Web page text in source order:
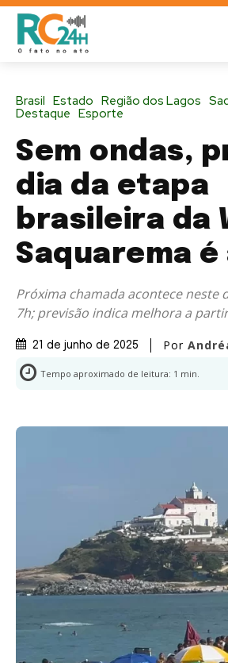
Brasil Estado Região dos Lagos
Destaque Esporte
Sem ondas,
dia da etapa
brasileira da
Saquarema é
Próxima chamada acontece neste
7h; previsão indica melhora a
21 de junho de 2025 Por
Tempo aproximado de leitura: 1 min.